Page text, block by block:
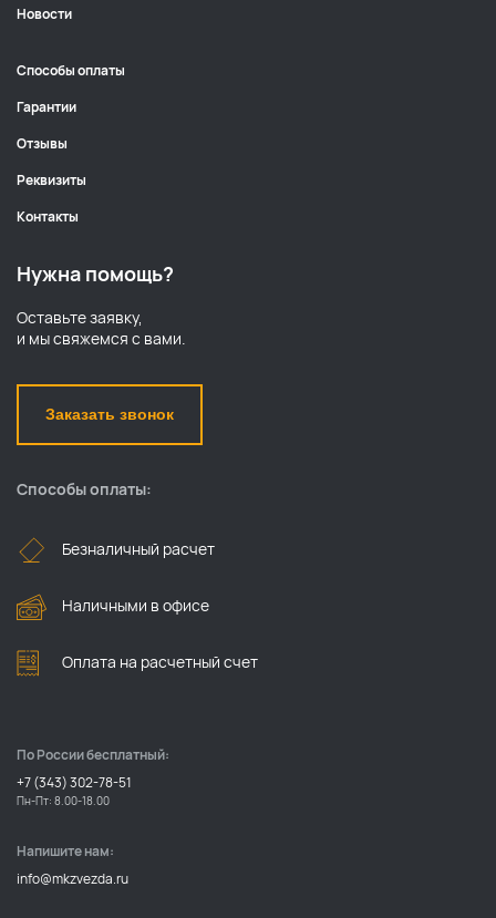
Нужна помощь?
Оставьте заявку,
и мы свяжемся с вами.
Заказать звонок
Новости
Способы оплаты
Гарантии
Отзывы
Реквизиты
Контакты
Способы оплаты:
Безналичный расчет
Наличными в офисе
Оплата на расчетный счет
По России бесплатный:
+7 (343) 302-78-51
Пн-Пт: 8.00-18.00
Напишите нам:
info@mkzvezda.ru